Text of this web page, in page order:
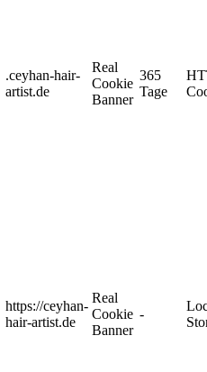
.ceyhan-hair-
artist.de
Real
Cookie
Banner
365
Tage
https://ceyhan-
hair-artist.de
Real
Cookie
Banner
-